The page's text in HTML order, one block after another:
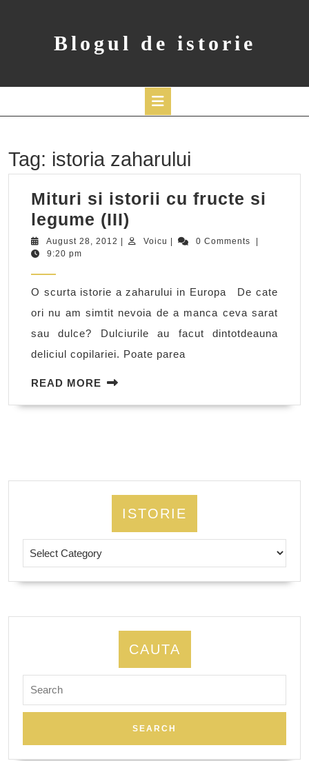
Blogul de istorie
Tag: istoria zaharului
Mituri si istorii cu fructe si
legume (III)
si
fructe
si
legume
(III)
August 28, 2012 AugustVoicu Voicu 0 Comments
9:20 pm
O scurta istorie a zaharului in Europa De cate
ori nu am simtit nevoia de a manca ceva sarat
sau dulce? Dulciurile au facut dintotdeauna
deliciul copilariei. Poate parea
READ MORE READ
ISTORIE
CAUTA
for: